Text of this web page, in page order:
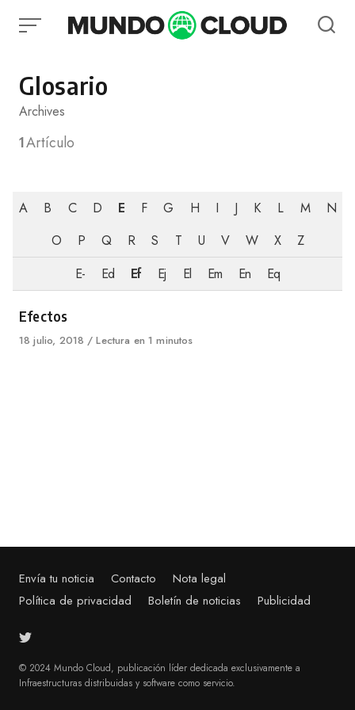
Glosario
Archives
1Artículo
A B C D E F G H I J K L M
N
O
P Q R S T U V W X
Z
E-
Ed Ef Ej El Em En Eq
Category
Efectos
Published
18 julio, 2018 Lectura en 1 minutos
Envía tu noticia Contacto
Nota legal
Política de privacidad
Boletín de noticias Publicidad
© 2024 Mundo Cloud, publicación líder dedicada exclusivamente a
Infraestructuras distribuidas y software como servicio.